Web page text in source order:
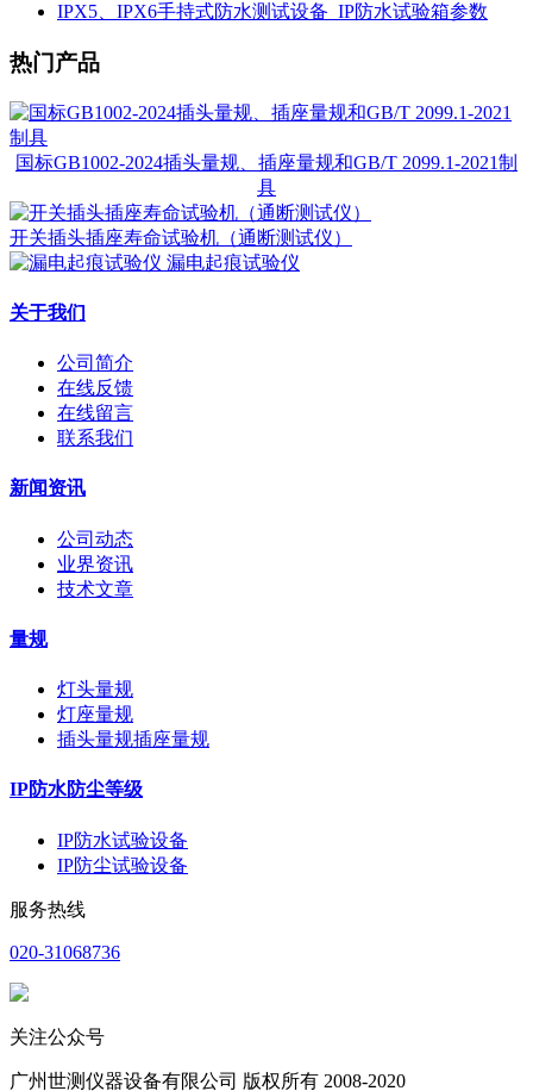
IPX5、IPX6手持式防水测试设备_IP防水试验箱参数
热门产品
国标GB1002-2024插头量规、插座量规和GB/T 2099.1-2021制
具
开关插头插座寿命试验机（通断测试仪）
漏电起痕试验仪
关于我们
公司简介
在线反馈
在线留言
联系我们
新闻资讯
公司动态
业界资讯
技术文章
量规
灯头量规
灯座量规
插头量规插座量规
IP防水防尘等级
IP防水试验设备
IP防尘试验设备
服务热线
020-31068736
关注公众号
广州世测仪器设备有限公司 版权所有 2008-2020